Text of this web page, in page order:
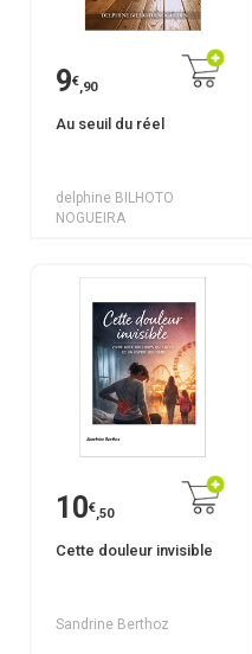
9€,90
Au seuil du réel
delphine BILHOTO
NOGUEIRA
10€,50
Cette douleur invisible
Sandrine Berthoz